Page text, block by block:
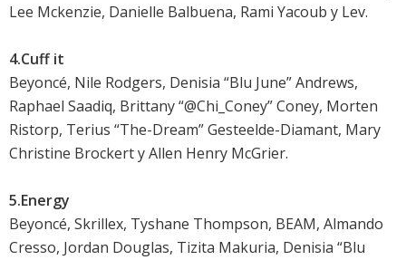
Lee Mckenzie, Danielle Balbuena, Rami Yacoub y Lev.
4.Cuff it
Beyoncé, Nile Rodgers, Denisia “Blu June” Andrews,
Raphael Saadiq, Brittany “@Chi_Coney” Coney, Morten
Ristorp, Terius “The-Dream” Gesteelde-Diamant, Mary
Christine Brockert y Allen Henry McGrier.
5.Energy
Beyoncé, Skrillex, Tyshane Thompson, BEAM, Almando
Cresso, Jordan Douglas, Tizita Makuria, Denisia “Blu